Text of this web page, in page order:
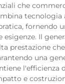
che
tecnologia
fornendo
esigenze. Il
prestazione
una
l'efficienza
e